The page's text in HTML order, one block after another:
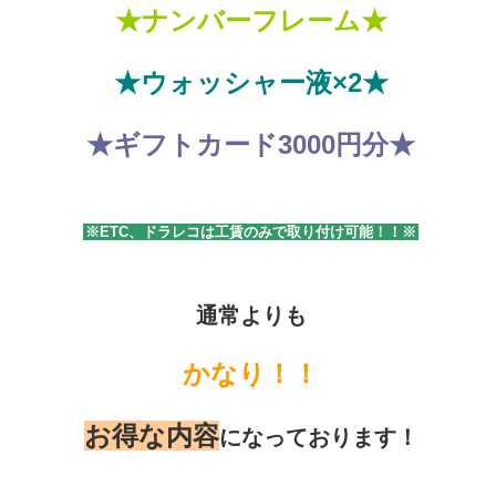
★ナンバーフレーム★
★ウォッシャー液×2★
★ギフトカード3000円分★
※ETC、ドラレコは工賃のみで取り付け可能！！※
通常よりも
かなり！！
お得な内容になっております！